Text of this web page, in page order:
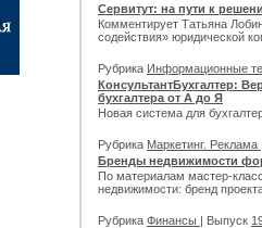
Сервитут: на пути к
Комментирует Татьяна
содействия» юридической
Рубрика Информационные
КонсультантБухгалтер:
бухгалтера от А до Я
Новая система для
Рубрика Маркетинг. Реклама
Бренды недвижимости
По материалам мастер-
недвижимости: бренд
Рубрика Финансы | Выпуск